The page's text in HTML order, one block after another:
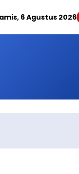
6 Agustus 2026